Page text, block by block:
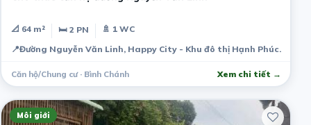
📐 64 m² 🛏 2 PN
🚿 1 WC
📍Đường Nguyễn Văn Linh, Happy City - Khu đô thị Hạnh Phúc.
Căn hộ/Chung cư · Bình Chánh Xem chi tiết →
Môi giới